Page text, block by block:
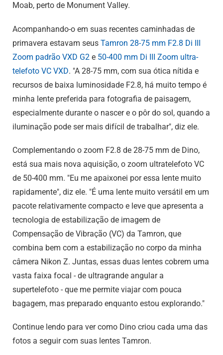
Moab, perto de Monument Valley.
Acompanhando-o em suas recentes caminhadas de
primavera estavam seus Tamron 28-75 mm F2.8 Di III
Zoom padrão VXD G2 e 50-400 mm Di III Zoom ultra-
telefoto VC VXD. "A 28-75 mm, com sua ótica nítida e
recursos de baixa luminosidade F2.8, há muito tempo é
minha lente preferida para fotografia de paisagem,
especialmente durante o nascer e o pôr do sol, quando a
iluminação pode ser mais difícil de trabalhar", diz ele.
Complementando o zoom F2.8 de 28-75 mm de Dino,
está sua mais nova aquisição, o zoom ultratelefoto VC
de 50-400 mm. "Eu me apaixonei por essa lente muito
rapidamente", diz ele. "É uma lente muito versátil em um
pacote relativamente compacto e leve que apresenta a
tecnologia de estabilização de imagem de
Compensação de Vibração (VC) da Tamron, que
combina bem com a estabilização no corpo da minha
câmera Nikon Z. Juntas, essas duas lentes cobrem uma
vasta faixa focal - de ultragrande angular a
supertelefoto - que me permite viajar com pouca
bagagem, mas preparado enquanto estou explorando."
Continue lendo para ver como Dino criou cada uma das
fotos a seguir com suas lentes Tamron.